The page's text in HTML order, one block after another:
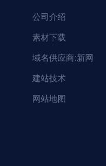
公司介绍
素材下载
域名供应商:新网
建站技术
网站地图